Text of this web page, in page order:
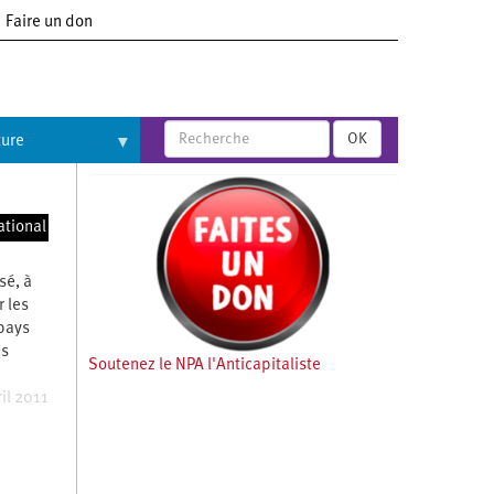
Faire un don
OK
à
les
2011
Soutenez le NPA l'Anticapitaliste